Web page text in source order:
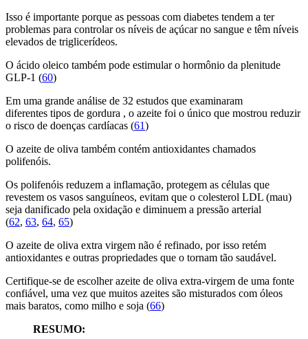
Isso é importante porque as pessoas com diabetes tendem a ter
problemas para controlar os níveis de açúcar no sangue e têm níveis
elevados de triglicerídeos.
O ácido oleico também pode estimular o hormônio da plenitude
GLP-1 (60)
Em uma grande análise de 32 estudos que examinaram
diferentes tipos de gordura , o azeite foi o único que mostrou reduzir
o risco de doenças cardíacas (61)
O azeite de oliva também contém antioxidantes chamados
polifenóis.
Os polifenóis reduzem a inflamação, protegem as células que
revestem os vasos sanguíneos, evitam que o colesterol LDL (mau)
seja danificado pela oxidação e diminuem a pressão arterial
(62, 63, 64, 65)
O azeite de oliva extra virgem não é refinado, por isso retém
antioxidantes e outras propriedades que o tornam tão saudável.
Certifique-se de escolher azeite de oliva extra-virgem de uma fonte
confiável, uma vez que muitos azeites são misturados com óleos
mais baratos, como milho e soja (66)
RESUMO: